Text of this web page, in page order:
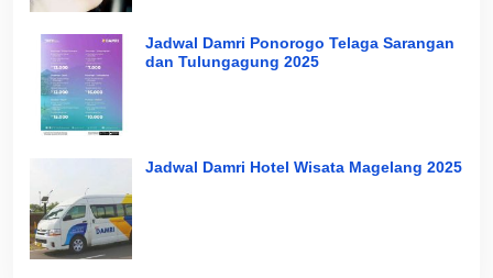
Jadwal Damri Ponorogo Telaga Sarangan
dan Tulungagung 2025
Jadwal Damri Hotel Wisata Magelang 2025